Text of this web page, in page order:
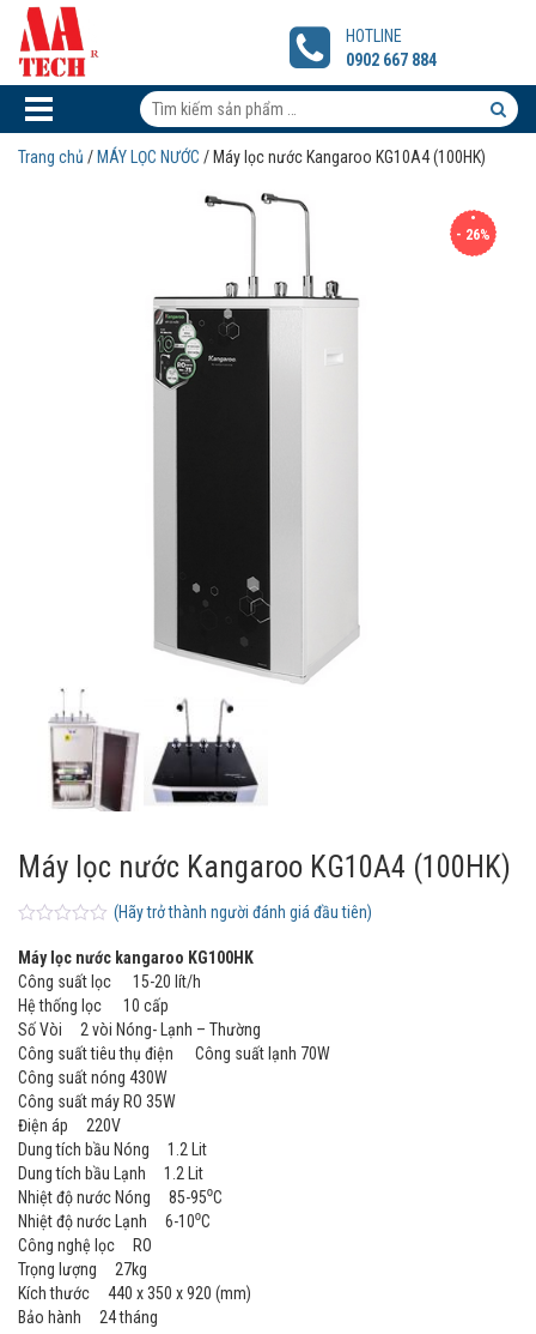
Máy
lọc
nước
Kangaroo
KG10A4
(100HK)
HOTLINE
0902 667 884
Tìm
Trang chủ / MÁY LỌC NƯỚC / Máy lọc nước Kangaroo KG10A4 (100HK)
- 26%
Máy lọc nước Kangaroo KG10A4 (100HK)
o
u
t
o
f
b
a
s
e
d
o
n
c
u
s
t
o
m
e
r
r
a
t
(Hãy trở thành người đánh giá đầu tiên)
Máy lọc nước kangaroo KG100HK
Công suất lọc 15-20 lít/h
Hệ thống lọc 10 cấp
Số Vòi 2 vòi Nóng- Lạnh – Thường
Công suất tiêu thụ điện Công suất lạnh 70W
Công suất nóng 430W
Công suất máy RO 35W
Điện áp 220V
Dung tích bầu Nóng 1.2 Lit
Dung tích bầu Lạnh 1.2 Lit
Nhiệt độ nước Nóng 85-95⁰C
Nhiệt độ nước Lạnh 6-10⁰C
Công nghệ lọc RO
Trọng lượng 27kg
Kích thước 440 x 350 x 920 (mm)
Bảo hành 24 tháng